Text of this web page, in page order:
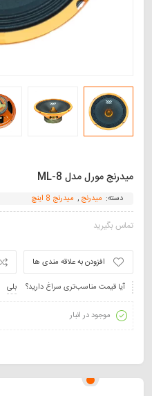
میدرنج مورل مدل ML-8
دسته: میدرنج , میدرنج 8 اینچ
تماس بگیرید
افزودن به علاقه مندی ها
آیا قیمت مناسب‌تری سراغ دارید؟
بلی
موجود در انبار